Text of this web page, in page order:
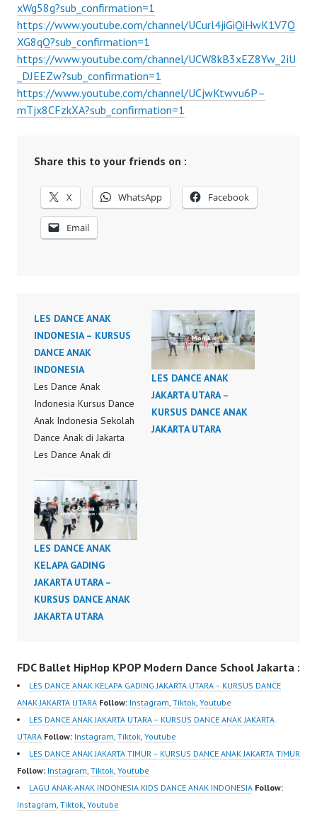
xWg58g?sub_confirmation=1
https://www.youtube.com/channel/UCurl4jiGiQiHwK1V7Q
XG8qQ?sub_confirmation=1
https://www.youtube.com/channel/UCW8kB3xEZ8Yw_2iU
_DJEEZw?sub_confirmation=1
https://www.youtube.com/channel/UCjwKtwvu6P–
mTjx8CFzkXA?sub_confirmation=1
Share this to your friends on :
X WhatsApp Facebook
Email
LES DANCE ANAK
INDONESIA – KURSUS
DANCE ANAK
INDONESIA
Les Dance Anak
Indonesia Kursus Dance
Anak Indonesia Sekolah
Dance Anak di Jakarta
Les Dance Anak di
Anak di Jakarta Kelas
Dance Anak di Jakarta
Kids Dance Class Jakarta
Kids Dance School
LES DANCE ANAK
JAKARTA UTARA –
KURSUS DANCE ANAK
JAKARTA UTARA
LES DANCE ANAK
KELAPA GADING
JAKARTA UTARA –
KURSUS DANCE ANAK
JAKARTA UTARA
FDC Ballet HipHop KPOP Modern Dance School Jakarta :
LES DANCE ANAK KELAPA GADING JAKARTA UTARA – KURSUS DANCE
ANAK JAKARTA UTARA Follow: Instagram Tiktok Youtube
LES DANCE ANAK JAKARTA UTARA – KURSUS DANCE ANAK JAKARTA
UTARA Follow: Instagram Tiktok Youtube
LES DANCE ANAK JAKARTA TIMUR – KURSUS DANCE ANAK JAKARTA TIMUR
Follow: Instagram Tiktok Youtube
LAGU ANAK-ANAK INDONESIA KIDS DANCE ANAK INDONESIA Follow:
Instagram Tiktok Youtube